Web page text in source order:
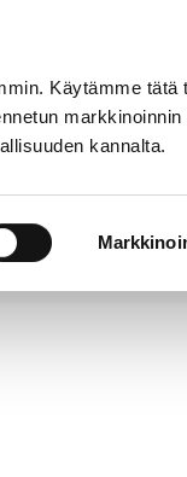
Käytämme tätä
markkinoinnin
kannalta.